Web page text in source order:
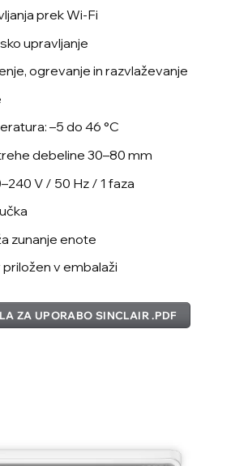
prek Wi-Fi
upravljanje
ogrevanje in razvlaževanje
–5 do 46 °C
debeline 30–80 mm
V / 50 Hz / 1 faza
zunanje enote
v embalaži
ZA UPORABO SINCLAIR .PDF